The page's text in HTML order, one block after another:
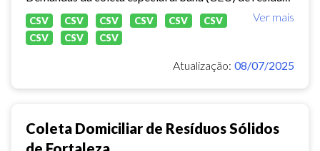
Ver mais
CSV CSV CSV CSV CSV
CSV
CSV
CSV CSV
Atualização: 08/07/2025
Coleta Domiciliar de Resíduos Sólidos